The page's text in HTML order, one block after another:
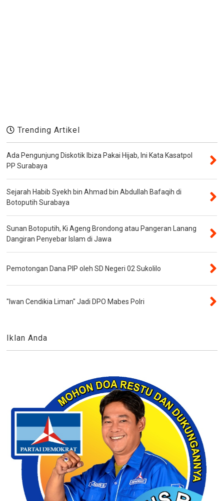
Trending Artikel
Ada Pengunjung Diskotik Ibiza Pakai Hijab, Ini Kata Kasatpol
PP Surabaya
Sejarah Habib Syekh bin Ahmad bin Abdullah Bafaqih di
Botoputih Surabaya
Sunan Botoputih, Ki Ageng Brondong atau Pangeran Lanang
Dangiran Penyebar Islam di Jawa
Pemotongan Dana PIP oleh SD Negeri 02 Sukolilo
"Iwan Cendikia Liman" Jadi DPO Mabes Polri
Iklan Anda